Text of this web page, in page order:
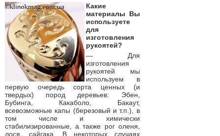
Какие
материалы Вы
используете
для
изготовления
рукоятей?
— Для
изготовления
рукоятей мы
используем в
первую очередь сорта ценных (и
твердых) пород деревьев: Эбен,
Бубинга, Какаболо, Бакаут,
всевозможные капы (березовый и т.п.), в
том числе и химически
стабилизированные, а также рог оленя,
лося, сайгака. В некоторых случаях